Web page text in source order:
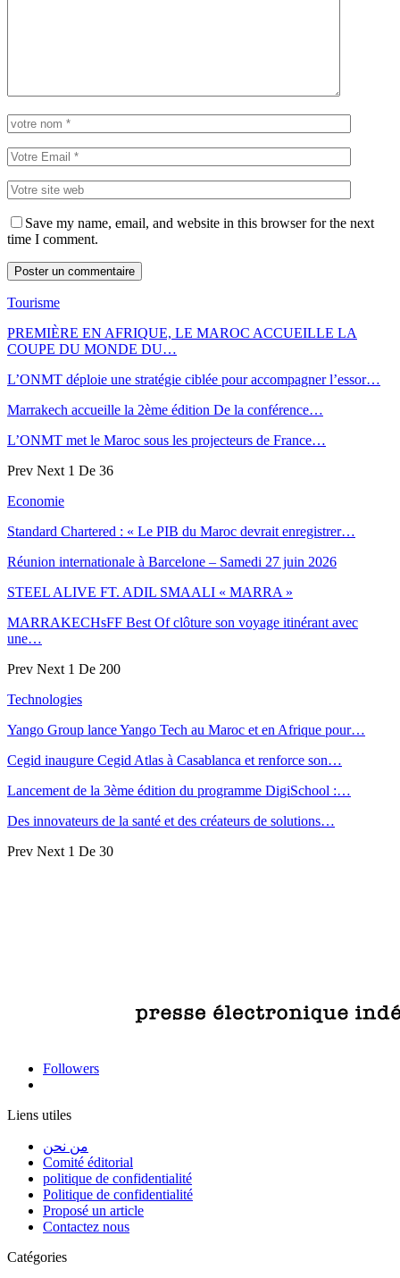
Save my name, email, and website in this browser for the next
time I comment.
Tourisme
PREMIÈRE EN AFRIQUE, LE MAROC ACCUEILLE LA
COUPE DU MONDE DU…
L’ONMT déploie une stratégie ciblée pour accompagner l’essor…
Marrakech accueille la 2ème édition De la conférence…
L’ONMT met le Maroc sous les projecteurs de France…
Prev Next 1 De 36
Economie
Standard Chartered : « Le PIB du Maroc devrait enregistrer…
Réunion internationale à Barcelone – Samedi 27 juin 2026
STEEL ALIVE FT. ADIL SMAALI « MARRA »
MARRAKECHsFF Best Of clôture son voyage itinérant avec
une…
Prev Next 1 De 200
Technologies
Yango Group lance Yango Tech au Maroc et en Afrique pour…
Cegid inaugure Cegid Atlas à Casablanca et renforce son…
Lancement de la 3ème édition du programme DigiSchool :…
Des innovateurs de la santé et des créateurs de solutions…
Prev Next 1 De 30
Followers
Liens utiles
من نحن
Comité éditorial
politique de confidentialité
Politique de confidentialité
Proposé un article
Contactez nous
Catégories